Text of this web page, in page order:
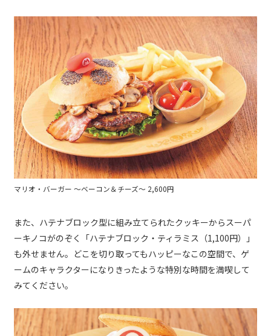
マリオ・バーガー 〜ベーコン＆チーズ〜 2,600円
また、ハテナブロック型に組み立てられたクッキーからスーパ
ーキノコがのぞく「ハテナブロック・ティラミス（1,100円）」
も外せません。どこを切り取ってもハッピーなこの空間で、ゲ
ームのキャラクターになりきったような特別な時間を満喫して
みてください。